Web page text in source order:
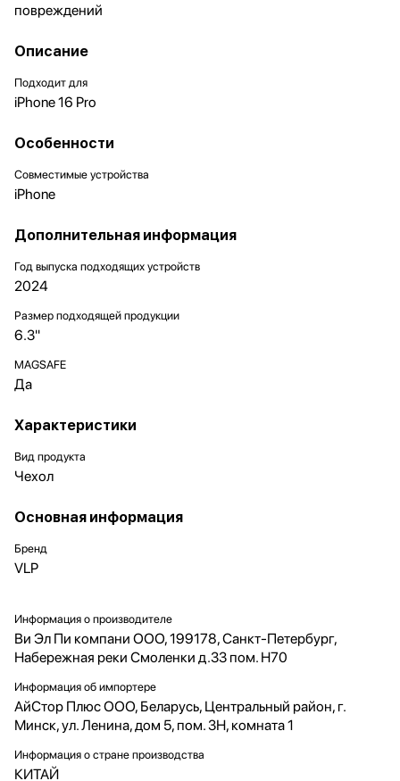
повреждений
Описание
Подходит для
iPhone 16 Pro
Особенности
Совместимые устройства
iPhone
Дополнительная информация
Год выпуска подходящих устройств
2024
Размер подходящей продукции
6.3"
MAGSAFE
Да
Характеристики
Вид продукта
Чехол
Основная информация
Бренд
VLP
Информация о производителе
Ви Эл Пи компани ООО, 199178, Санкт-Петербург,
Набережная реки Смоленки д.33 пом. Н70
Информация об импортере
АйСтор Плюс ООО, Беларусь, Центральный район, г.
Минск, ул. Ленина, дом 5, пом. 3Н, комната 1
Информация о стране производства
КИТАЙ